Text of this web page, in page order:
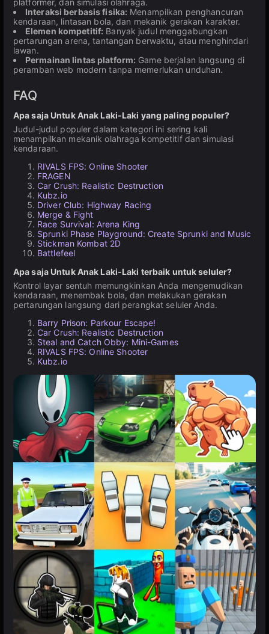
platformer, dan simulasi olahraga.
Interaksi berbasis fisika: Menampilkan penghancuran
kendaraan, lintasan bola, dan mekanik gerakan karakter.
Elemen kompetitif: Banyak judul menggabungkan
pertarungan arena, tantangan berwaktu, atau menghindari
lawan.
Permainan lintas platform: Game berjalan langsung di
peramban web modern tanpa memerlukan unduhan.
FAQ
Apa saja Untuk Anak Laki-Laki yang paling populer?
Judul-judul populer dalam kategori ini sering kali
menampilkan mekanik olahraga kompetitif dan simulasi
kendaraan.
RIVALS FPS: Online Shooter
FRAGEN
Car Crush: Realistic Destruction
Kubz.io
Driver Club: Highway Racing
Merge & Fight
Race Survival: Arena King
Sprunki Phase Playground: Create Sprunki and Music
Stickman Kombat 2D
Battlefeel
Apa saja Untuk Anak Laki-Laki terbaik untuk seluler?
Kontrol layar sentuh memungkinkan Anda mengemudikan
kendaraan, menembak bola, dan melakukan gerakan
pertarungan langsung dari perangkat seluler Anda.
Barry Prison: Parkour Escape!
Car Crush: Realistic Destruction
Steal and Catch Obby: Mini-Games
RIVALS FPS: Online Shooter
Kubz.io